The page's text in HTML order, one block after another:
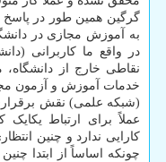
گرگین همین طور در پاسخ
به آموزش مجازی در
در واقع ما کاربرانی
نقاطی خارج از
خدمات آموزش و آزمون
(شبکه علمی) نقش برقراری
عملاً برای ارتباط یکایک
کارایی ندارد و چنین
چونکه اساساً از ابتدا